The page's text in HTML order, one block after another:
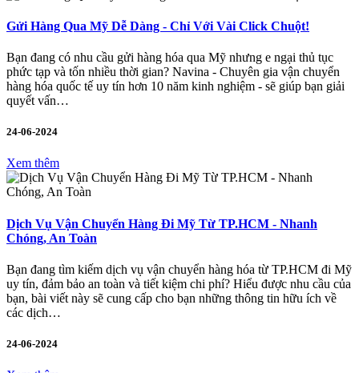
Gửi Hàng Qua Mỹ Dễ Dàng - Chỉ Với Vài Click Chuột!
Bạn đang có nhu cầu gửi hàng hóa qua Mỹ nhưng e ngại thủ tục
phức tạp và tốn nhiều thời gian? Navina - Chuyên gia vận chuyển
hàng hóa quốc tế uy tín hơn 10 năm kinh nghiệm - sẽ giúp bạn giải
quyết vấn…
24-06-2024
Xem thêm
Dịch Vụ Vận Chuyển Hàng Đi Mỹ Từ TP.HCM - Nhanh
Chóng, An Toàn
Bạn đang tìm kiếm dịch vụ vận chuyển hàng hóa từ TP.HCM đi Mỹ
uy tín, đảm bảo an toàn và tiết kiệm chi phí? Hiểu được nhu cầu của
bạn, bài viết này sẽ cung cấp cho bạn những thông tin hữu ích về
các dịch…
24-06-2024